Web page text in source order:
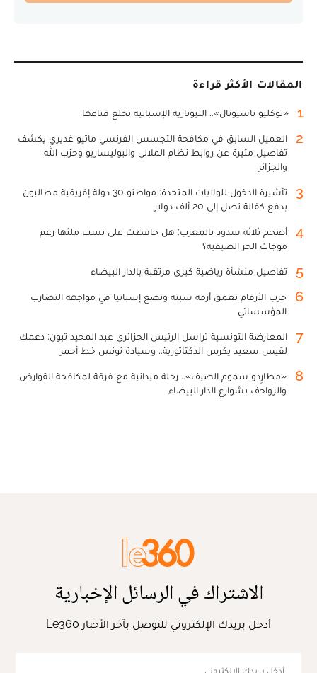
المقالات الأكثر قراءة
1 «نوكليو ناسيونال».. النيونازية الإسبانية تخلع قناعها
2
العميل السابق في مكافحة التجسس الفرنسي ماثيو غديري يكشف
تفاصيل مثيرة عن روابط نظام الملالي والبوليساريو وحزب الله
والجزائر
3
تأشيرة الدخول للولايات المتحدة: مواطنو 30 دولة إفريقية مطالبون
بدفع كفالة تصل إلى 20 ألف دولار
4
أضخم ثلاثة سدود بالمغرب: هل حافظت على نسب ملئها رغم
موجات الحر الصيفية؟
5 تفاصيل منشأة رياضية كبرى مرتقبة بالدار البيضاء
6
حرب الأرقام تعمق أزمة سبتة وتضع إسبانيا في مواجهة التضارب
المؤسساتي
7
المعارضة التونسية تراسل الرئيس الجزائري عبد المجيد تبون: دعمك
لقيس سعيد يكرس الدكتاتورية.. وسيادة تونس خط أحمر
8
«مطارِدو سموم الصيف».. رحلة ميدانية مع فرقة لمكافحة القوارض
والزواحف بشوارع الدار البيضاء
الاشتراك في الرسائل الإخبارية
أدخل بريدك الإلكتروني للتوصل بآخر الأخبار Le360